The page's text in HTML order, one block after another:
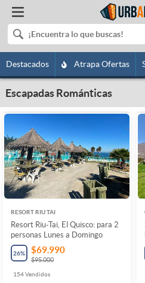
Destacados Atrapa Ofertas
Escapadas Románticas
RESORT RIU TAI
Resort Riu-Tai, El Quisco: para 2
personas Lunes a Domingo
26% $69.990
$95.000
154Vendidos